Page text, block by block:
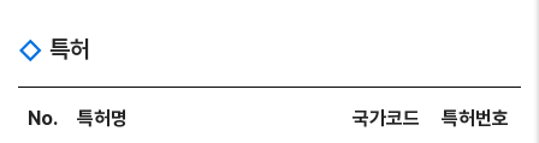
특허
No. 특허명 국가코드 특허번호